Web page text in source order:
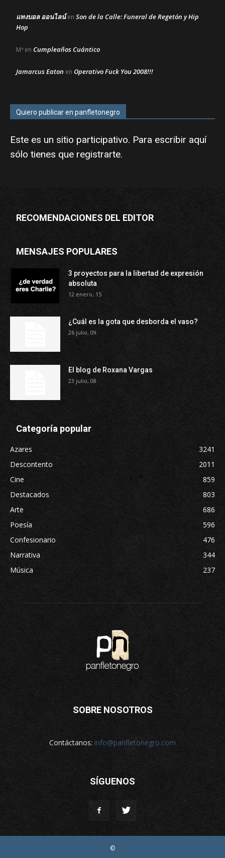
แทงบอล ออนไลน์en Son de la Calle: Funeral de Regetón y Hip
Hop
Mª en Cumpleaños Cuántico
Jamarcus Eaton en Operativo Fuck You 2008!!!
Quiero publicar en panfletonegro
Este es un sitio participativo. Para escribir aquí
sólo tienes que registrarte.
RECOMENDACIONES DEL EDITOR
MENSAJES POPULARES
3 proyectos para la libertad de expresión
absoluta
12 enero, 15
¿Cuál es la gota que desborda el vaso?
26 julio, 09
El blog de Roxana Vargas
23 julio, 08
Categoría popular
Azares
3241
Descontento
2011
Cine
859
Destacados
803
Arte
686
Poesía
596
Confesionario
476
Narrativa
344
Música
237
SOBRE NOSOTROS
Contáctanos: info@panfletonegro.com
SÍGUENOS
©